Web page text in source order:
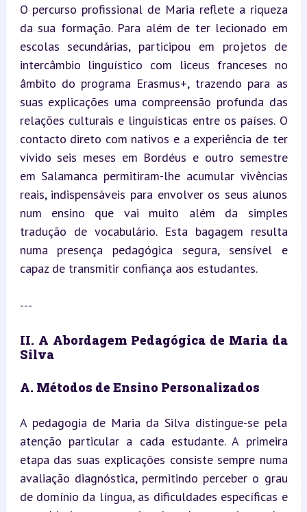
O percurso profissional de Maria reflete a riqueza
da sua formação. Para além de ter lecionado em
escolas secundárias, participou em projetos de
intercâmbio linguístico com liceus franceses no
âmbito do programa Erasmus+, trazendo para as
suas explicações uma compreensão profunda das
relações culturais e linguísticas entre os países. O
contacto direto com nativos e a experiência de ter
vivido seis meses em Bordéus e outro semestre
em Salamanca permitiram-lhe acumular vivências
reais, indispensáveis para envolver os seus alunos
num ensino que vai muito além da simples
tradução de vocabulário. Esta bagagem resulta
numa presença pedagógica segura, sensível e
capaz de transmitir confiança aos estudantes.
---
II. A Abordagem Pedagógica de Maria da
Silva
A. Métodos de Ensino Personalizados
A pedagogia de Maria da Silva distingue-se pela
atenção particular a cada estudante. A primeira
etapa das suas explicações consiste sempre numa
avaliação diagnóstica, permitindo perceber o grau
de domínio da língua, as dificuldades específicas e